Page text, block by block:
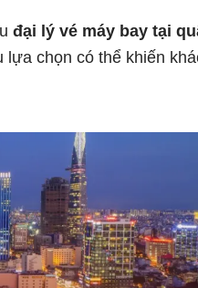
đại lý vé máy bay tại
chọn có thể khiến